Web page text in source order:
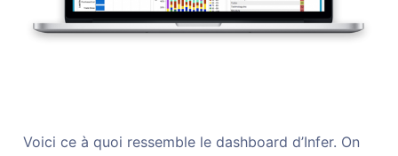
Voici ce à quoi ressemble le dashboard d’Infer. On